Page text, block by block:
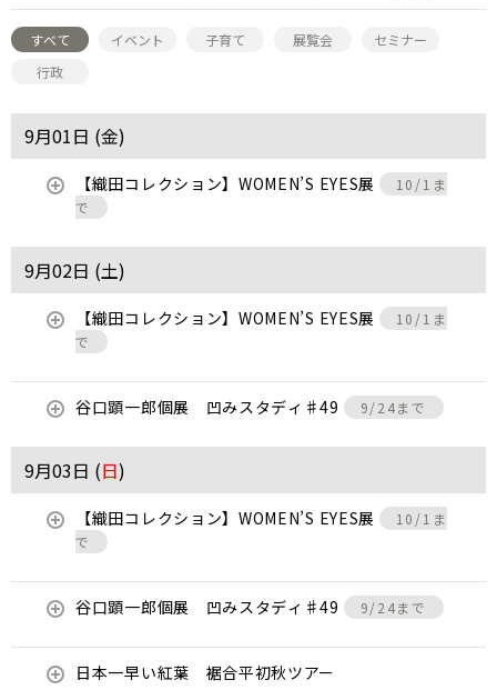
すべて イベント 子育て 展覧会
セミナー
行政
9月01日 (金)
【織田コレクション】WOMEN’S EYES展
10/1ま
で
9月02日 (土)
【織田コレクション】WOMEN’S EYES展
10/1ま
で
谷口顕一郎個展 凹みスタディ♯49 9/24まで
9月03日 (日)
【織田コレクション】WOMEN’S EYES展
10/1ま
で
谷口顕一郎個展 凹みスタディ♯49 9/24まで
日本一早い紅葉 裾合平初秋ツアー